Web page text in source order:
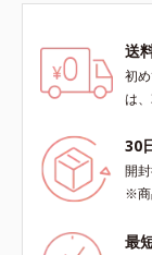
保湿成分
送
初
は
30
開
※商
最